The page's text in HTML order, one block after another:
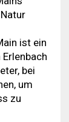
ist ein
bei
um
zu